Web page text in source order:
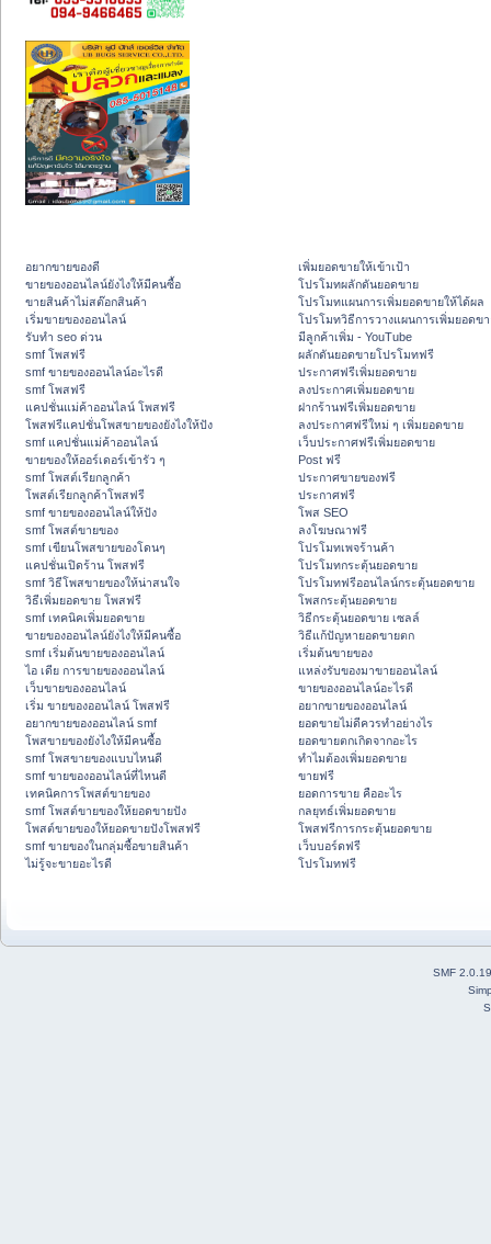
อยากขายของดี
ขายของออนไลน์ยังไงให้มีคนซื้อ
ขายสินค้าไม่สต๊อกสินค้า
เริ่มขายของออนไลน์
รับทำ seo ด่วน
smf โพสฟรี
smf ขายของออนไลน์อะไรดี
smf โพสฟรี
แคปชั่นแม่ค้าออนไลน์ โพสฟรี
โพสฟรีแคปชั่นโพสขายของยังไงให้ปัง
smf แคปชั่นแม่ค้าออนไลน์
ขายของให้ออร์เดอร์เข้ารัว ๆ
smf โพสต์เรียกลูกค้า
โพสต์เรียกลูกค้าโพสฟรี
smf ขายของออนไลน์ให้ปัง
smf โพสต์ขายของ
smf เขียนโพสขายของโดนๆ
แคปชั่นเปิดร้าน โพสฟรี
smf วิธีโพสขายของให้น่าสนใจ
วิธีเพิ่มยอดขาย โพสฟรี
smf เทคนิคเพิ่มยอดขาย
ขายของออนไลน์ยังไงให้มีคนซื้อ
smf เริ่มต้นขายของออนไลน์
ไอ เดีย การขายของออนไลน์
เว็บขายของออนไลน์
เริ่ม ขายของออนไลน์ โพสฟรี
อยากขายของออนไลน์ smf
โพสขายของยังไงให้มีคนซื้อ
smf โพสขายของแบบไหนดี
smf ขายของออนไลน์ที่ไหนดี
เทคนิคการโพสต์ขายของ
smf โพสต์ขายของให้ยอดขายปัง
โพสต์ขายของให้ยอดขายปังโพสฟรี
smf ขายของในกลุ่มซื้อขายสินค้า
ไม่รู้จะขายอะไรดี
เพิ่มยอดขายให้เข้าเป้า
โปรโมทผลักดันยอดขาย
โปรโมทแผนการเพิ่มยอดขายให้ได้ผล
โปรโมทวิธีการวางแผนการเพิ่มยอดข
มีลูกค้าเพิ่ม - YouTube
ผลักดันยอดขายโปรโมทฟรี
ประกาศฟรีเพิ่มยอดขาย
ลงประกาศเพิ่มยอดขาย
ฝากร้านฟรีเพิ่มยอดขาย
ลงประกาศฟรีใหม่ ๆ เพิ่มยอดขาย
เว็บประกาศฟรีเพิ่มยอดขาย
Post ฟรี
ประกาศขายของฟรี
ประกาศฟรี
โพส SEO
ลงโฆษณาฟรี
โปรโมทเพจร้านค้า
โปรโมทกระตุ้นยอดขาย
โปรโมทฟรีออนไลน์กระตุ้นยอดขาย
โพสกระตุ้นยอดขาย
วิธีกระตุ้นยอดขาย เซลล์
วิธีแก้ปัญหายอดขายตก
เริ่มต้นขายของ
แหล่งรับของมาขายออนไลน์
ขายของออนไลน์อะไรดี
อยากขายของออนไลน์
ยอดขายไม่ดีควรทำอย่างไร
ยอดขายตกเกิดจากอะไร
ทำไมต้องเพิ่มยอดขาย
ขายฟรี
ยอดการขาย คืออะไร
กลยุทธ์เพิ่มยอดขาย
โพสฟรีการกระตุ้นยอดขาย
เว็บบอร์ดฟรี
โปรโมทฟรี
SMF 2.0.19